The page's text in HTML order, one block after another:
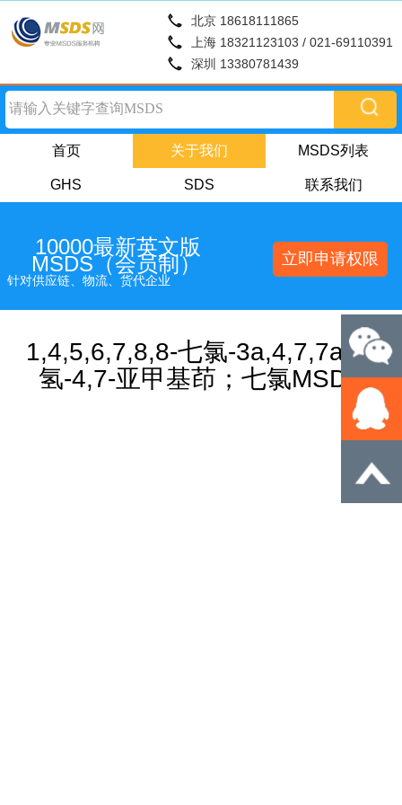
北京 18618111865
上海 18321123103 / 021-69110391
深圳 13380781439
首页 关于我们 MSDS列表
GHS SDS 联系我们
10000最新英文版
MSDS（会员制）
针对供应链、物流、货代企业
立即申请权限
1,4,5,6,7,8,8-七氯-3a,4,7,7a-四
氢-4,7-亚甲基茚；七氯MSDS